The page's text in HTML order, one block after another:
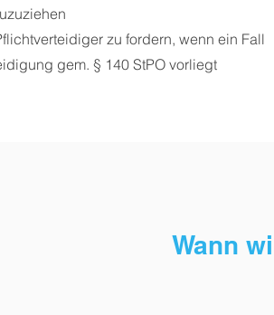
zu fordern, wenn ein Fall
gem. § 140 StPO vorliegt
Wann